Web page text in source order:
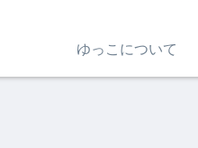
ゆっこについて